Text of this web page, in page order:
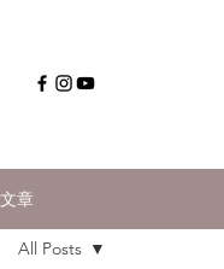
文章
All Posts